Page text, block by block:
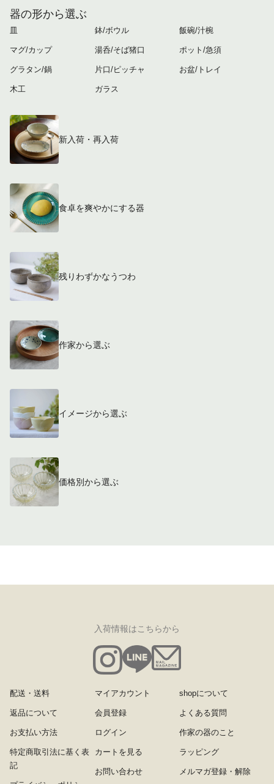
器の形から選ぶ
皿
マグ/カップ
グラタン/鍋
木工
鉢/ボウル
湯呑/そば猪口
片口/ピッチャ
ガラス
飯碗/汁椀
ポット/急須
お盆/トレイ
新入荷・再入荷
食卓を爽やかにする器
残りわずかなうつわ
作家から選ぶ
イメージから選ぶ
価格別から選ぶ
入荷情報はこちらから
配送・送料
返品について
お支払い方法
特定商取引法に基く表
記
マイアカウント
会員登録
ログイン
カートを見る
お問い合わせ
shopについて
よくある質問
作家の器のこと
ラッピング
メルマガ登録・解除